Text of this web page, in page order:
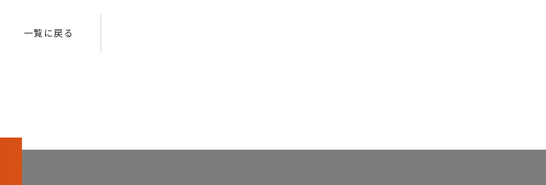
一覧に戻る